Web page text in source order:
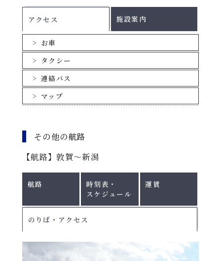
アクセス
お車
タクシー
連絡バス
マップ
施設案内
その他の航路
【航路】敦賀〜新潟
航路
時刻表・
スケジュール
運賃
のりば・アクセス